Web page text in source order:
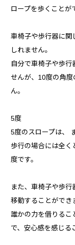
ロープを歩くことが
車椅子や歩行器に関
しれません。
自分で車椅子や歩
せんが、10度の角
ん。
5度
5度のスロープは、
歩行の場合には全く
度です。
また、車椅子や歩行
移動することができ
誰かの力を借りるこ
で、安心感を感じる